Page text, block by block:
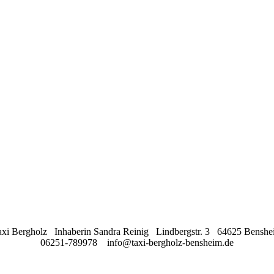
Bergholz Inhaberin Sandra Reinig Lindbergstr. 3 64625
06251-789978 info@taxi-bergholz-bensheim.de